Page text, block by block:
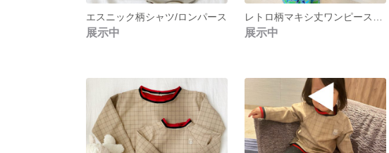
エスニック柄シャツ/ロンパース
展示中 展示中